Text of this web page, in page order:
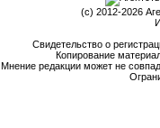
(c) 2012-2026
Свидетельство о
Копирование
Мнение редакции может не